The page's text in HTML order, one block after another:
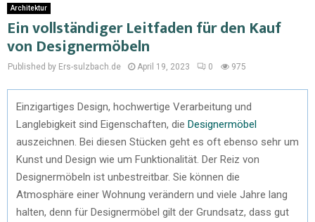
Architektur
Ein vollständiger Leitfaden für den Kauf
von Designermöbeln
Published by Ers-sulzbach.de April 19, 2023 0 975
Einzigartiges Design, hochwertige Verarbeitung und
Langlebigkeit sind Eigenschaften, die Designermöbel
auszeichnen. Bei diesen Stücken geht es oft ebenso sehr um
Kunst und Design wie um Funktionalität. Der Reiz von
Designermöbeln ist unbestreitbar. Sie können die
Atmosphäre einer Wohnung verändern und viele Jahre lang
halten, denn für Designermöbel gilt der Grundsatz, dass gut